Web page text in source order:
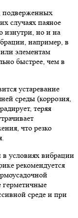
подверженных
случаях паяное
изнутри, но и на
например, в
элементам
быстрее, чем в
устаревание
среды (коррозия,
теряя
что резко
условиях вибрации
рекомендуется
герметичные
среде и при